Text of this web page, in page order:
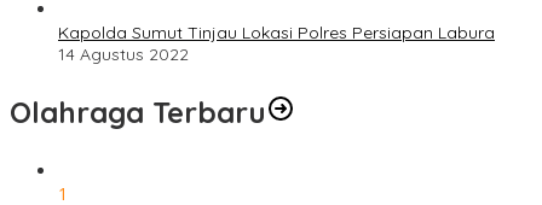
Kapolda Sumut Tinjau Lokasi Polres Persiapan Labura
14 Agustus 2022
Olahraga Terbaru
1